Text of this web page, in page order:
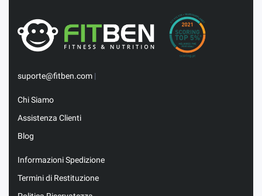
suporte@fitben.com |
Chi Siamo
Assistenza Clienti
Blog
Informazioni Spedizione
Termini di Restituzione